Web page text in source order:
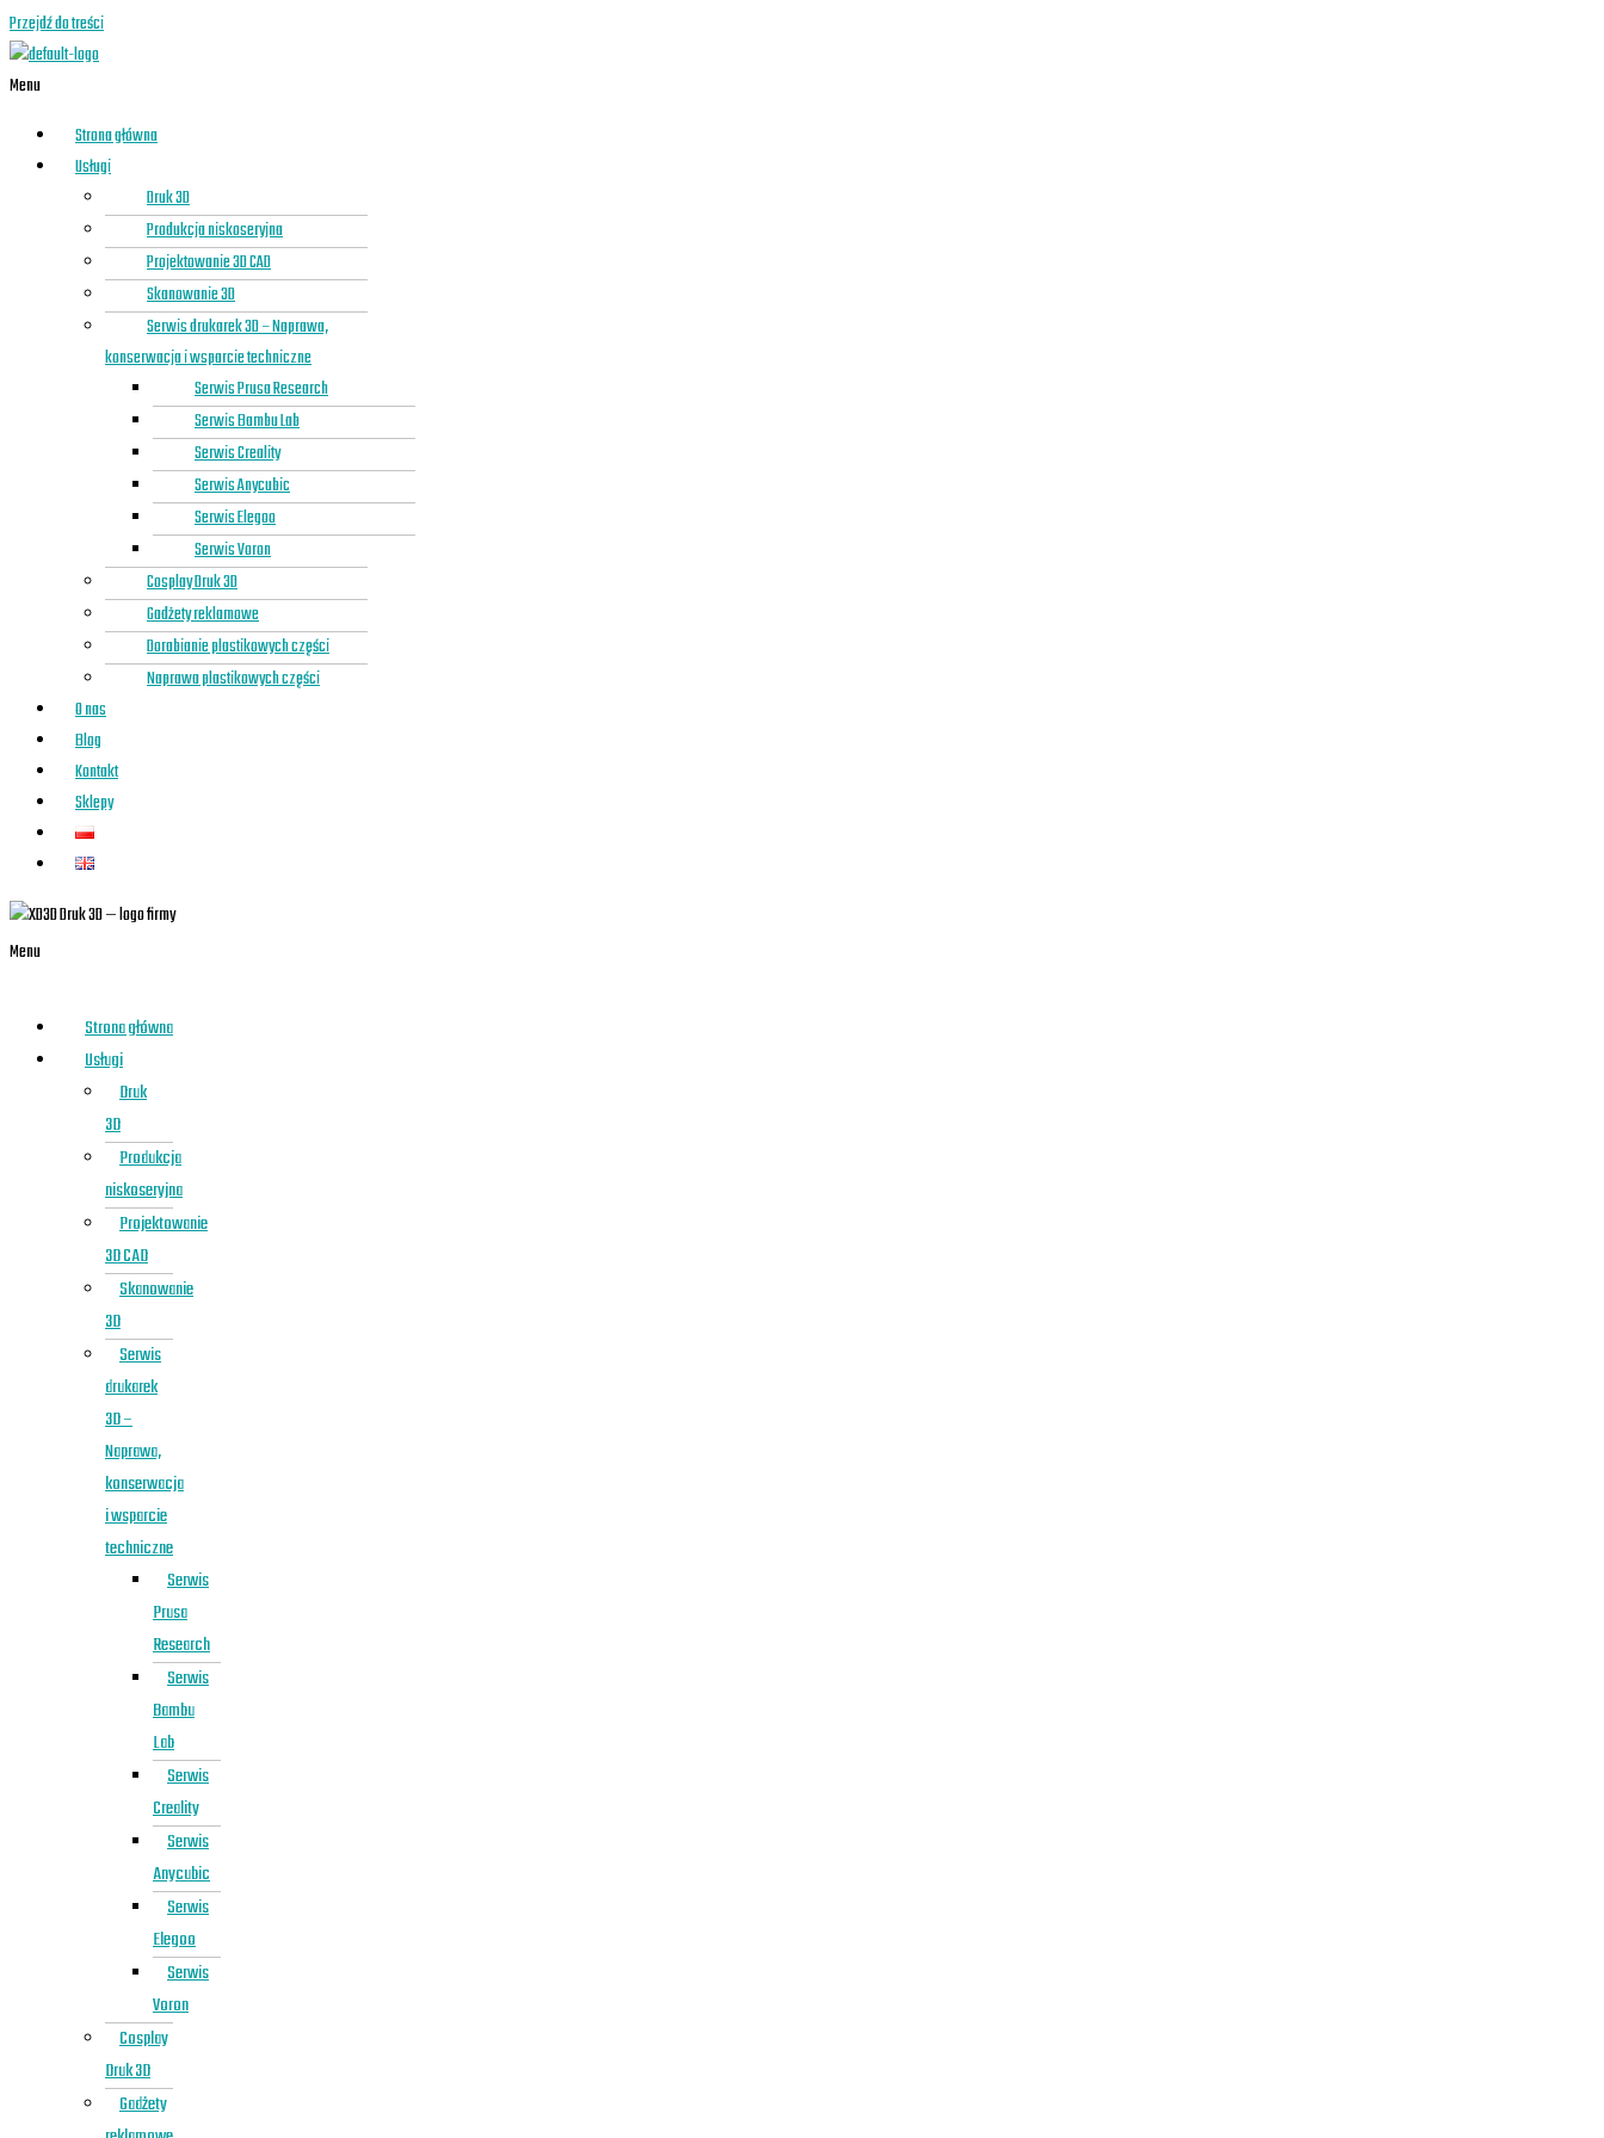
Przejdź do treści
Menu
Strona główna
Usługi
Druk 3D
Produkcja niskoseryjna
Projektowanie 3D CAD
Skanowanie 3D
Serwis drukarek 3D – Naprawa,
konserwacja i wsparcie techniczne
Serwis Prusa Research
Serwis Bambu Lab
Serwis Creality
Serwis Anycubic
Serwis Elegoo
Serwis Voron
Cosplay Druk 3D
Gadżety reklamowe
Dorabianie plastikowych części
Naprawa plastikowych części
O nas
Blog
Kontakt
Sklepy
Menu
Strona główna
Usługi
Druk
3D
Produkcja
niskoseryjna
Projektowanie
3D CAD
Skanowanie
3D
Serwis
drukarek
3D –
Naprawa,
konserwacja
i wsparcie
techniczne
Serwis
Prusa
Research
Serwis
Bambu
Lab
Serwis
Creality
Serwis
Anycubic
Serwis
Elegoo
Serwis
Voron
Cosplay
Druk 3D
Gadżety